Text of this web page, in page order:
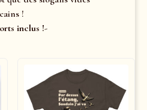
!
inclus !-